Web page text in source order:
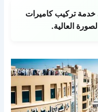
تركيب كاميرات
العالية.